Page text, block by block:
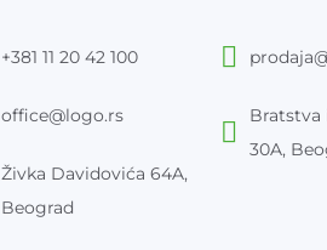
+381 11 20 42 100
office@logo.rs
Živka Davidovića 64A,
Beograd
Bratstva
30A,